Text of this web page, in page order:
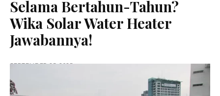
Selama Bertahun-Tahun?
Wika Solar Water Heater
Jawabannya!
SEPTEMBER 25, 2025